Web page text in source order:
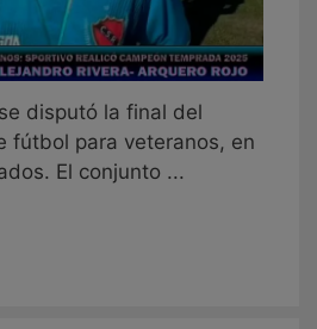
disputó la final del
fútbol para veteranos, en
El conjunto ...